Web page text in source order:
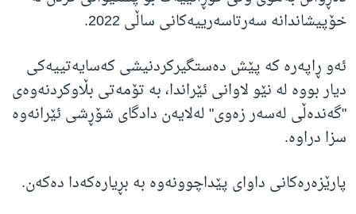
خۆپیشاندانە سەرتاسەرییەکانی ساڵی 2022.
ئەو ڕاپەرە کە پێش دەستگیرکردنیشی کەسایەتییەکی
دیار بووە لە نێو لاوانی ئێراندا، بە تۆمەتی بڵاوکردنەوەی
"گەندەڵی لەسەر زەوی" لەلایەن دادگای شۆڕشی ئێرانەوە
سزا دراوە.
پارێزەرەکانی داوای پێداچوونەوە بە بڕیارەکەدا دەکەن.